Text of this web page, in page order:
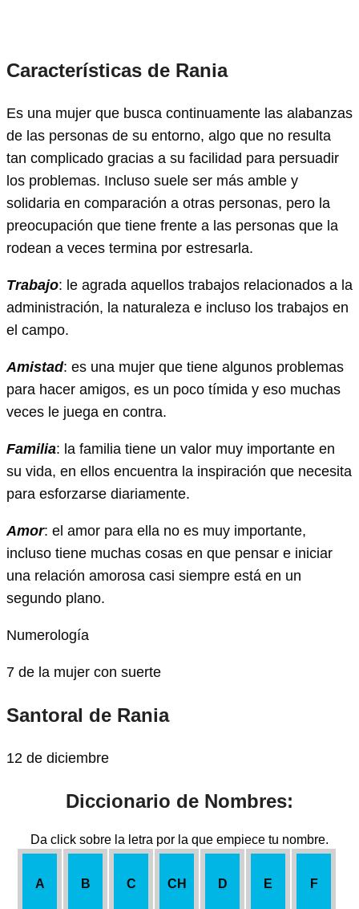
Características de Rania
Es una mujer que busca continuamente las alabanzas
de las personas de su entorno, algo que no resulta
tan complicado gracias a su facilidad para persuadir
los problemas. Incluso suele ser más amble y
solidaria en comparación a otras personas, pero la
preocupación que tiene frente a las personas que la
rodean a veces termina por estresarla.
Trabajo: le agrada aquellos trabajos relacionados a la
administración, la naturaleza e incluso los trabajos en
el campo.
Amistad: es una mujer que tiene algunos problemas
para hacer amigos, es un poco tímida y eso muchas
veces le juega en contra.
Familia: la familia tiene un valor muy importante en
su vida, en ellos encuentra la inspiración que necesita
para esforzarse diariamente.
Amor: el amor para ella no es muy importante,
incluso tiene muchas cosas en que pensar e iniciar
una relación amorosa casi siempre está en un
segundo plano.
Numerología
7 de la mujer con suerte
Santoral de Rania
12 de diciembre
Diccionario de Nombres:
Da click sobre la letra por la que empiece tu nombre.
A B C CH D E F